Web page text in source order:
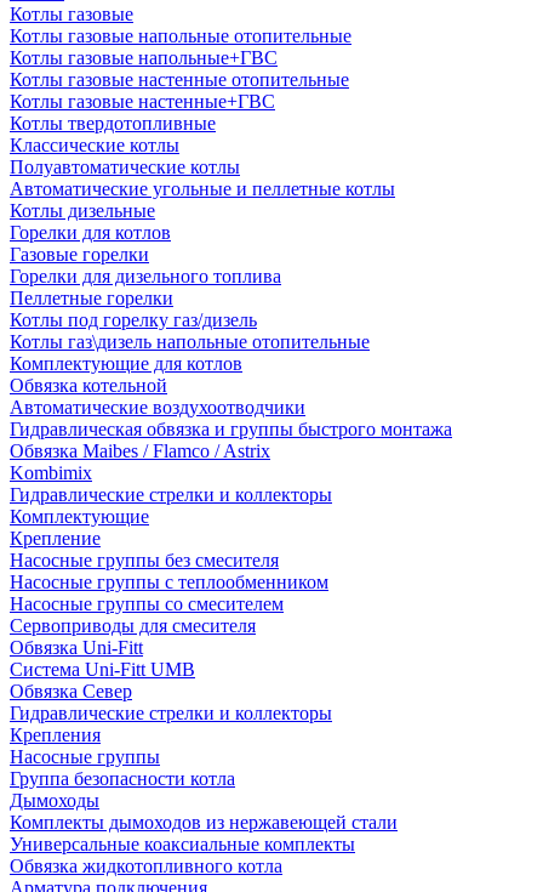
Котлы газовые
Котлы газовые напольные отопительные
Котлы газовые напольные+ГВС
Котлы газовые настенные отопительные
Котлы газовые настенные+ГВС
Котлы твердотопливные
Классические котлы
Полуавтоматические котлы
Автоматические угольные и пеллетные котлы
Котлы дизельные
Горелки для котлов
Газовые горелки
Горелки для дизельного топлива
Пеллетные горелки
Котлы под горелку газ/дизель
Котлы газ\дизель напольные отопительные
Комплектующие для котлов
Обвязка котельной
Автоматические воздухоотводчики
Гидравлическая обвязка и группы быстрого монтажа
Обвязка Maibes / Flamco / Astrix
Kombimix
Гидравлические стрелки и коллекторы
Комплектующие
Крепление
Насосные группы без смесителя
Насосные группы с теплообменником
Насосные группы со смесителем
Сервоприводы для смесителя
Обвязка Uni-Fitt
Система Uni-Fitt UMB
Обвязка Север
Гидравлические стрелки и коллекторы
Крепления
Насосные группы
Группа безопасности котла
Дымоходы
Комплекты дымоходов из нержавеющей стали
Универсальные коаксиальные комплекты
Обвязка жидкотопливного котла
Арматура подключения